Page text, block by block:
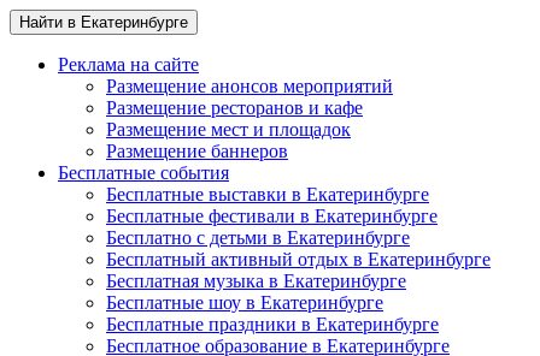
Найти в Екатеринбурге
Реклама на сайте
Размещение анонсов мероприятий
Размещение ресторанов и кафе
Размещение мест и площадок
Размещение баннеров
Бесплатные события
Бесплатные выставки в Екатеринбурге
Бесплатные фестивали в Екатеринбурге
Бесплатно с детьми в Екатеринбурге
Бесплатный активный отдых в Екатеринбурге
Бесплатная музыка в Екатеринбурге
Бесплатные шоу в Екатеринбурге
Бесплатные праздники в Екатеринбурге
Бесплатное образование в Екатеринбурге